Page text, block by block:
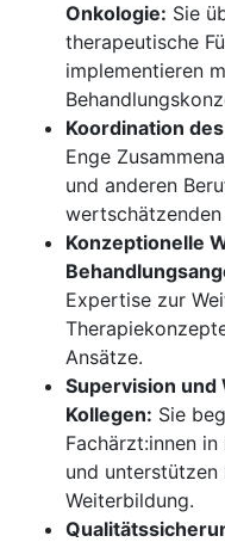
Onkologie: Sie
therapeutische
implementieren
Koordination
Enge
und anderen
wertschätzenden
Konzeptionelle
Expertise zur
Ansätze.
Supervision
Kollegen: Sie
Fachärzt:innen
und
Weiterbildung.